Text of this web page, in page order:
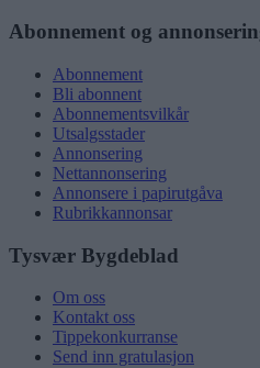
Abonnement og
Abonnement
Bli abonnent
Abonnementsvilkår
Utsalgsstader
Annonsering
Nettannonsering
Annonsere i papirutgåva
Rubrikkannonsar
Tysvær Bygdeblad
Om oss
Kontakt oss
Tippekonkurranse
Send inn gratulasjon